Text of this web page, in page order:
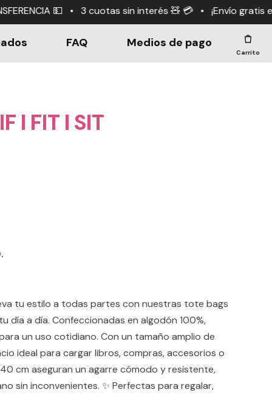
sin interés 🧸 💳 • ¡Envío gratis en compras
FAQ Medios de pago
Carrito
I FIT I SIT
.
tu estilo a todas partes con nuestras tote bags
día a día. Confeccionadas en algodón 100%,
un uso cotidiano. Con un tamaño amplio de
ideal para cargar libros, compras, accesorios o
cm aseguran un agarre cómodo y resistente,
sin inconvenientes. ✨ Perfectas para regalar,